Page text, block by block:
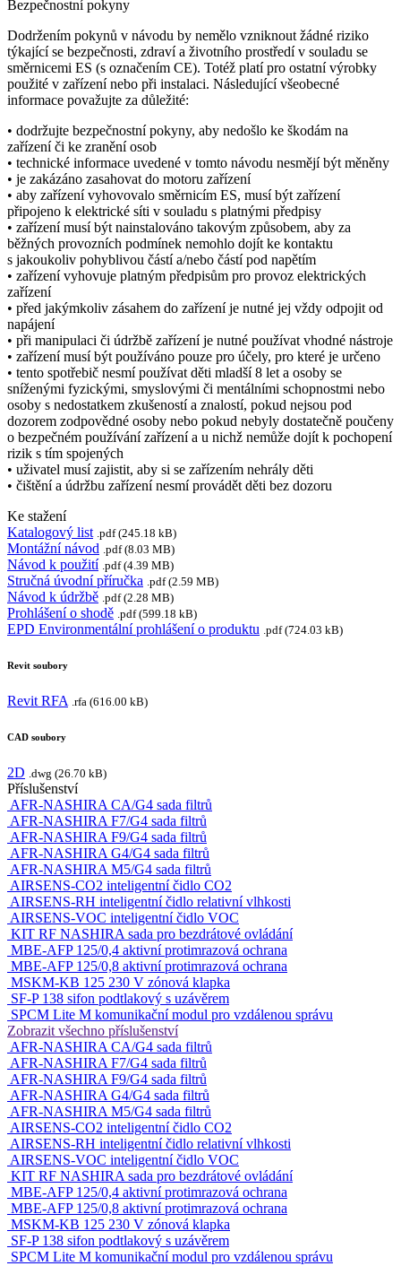
Bezpečnostní pokyny
Dodržením pokynů v návodu by nemělo vzniknout žádné riziko
týkající se bezpečnosti, zdraví a životního prostředí v souladu se
směrnicemi ES (s označením CE). Totéž platí pro ostatní výrobky
použité v zařízení nebo při instalaci. Následující všeobecné
informace považujte za důležité:
• dodržujte bezpečnostní pokyny, aby nedošlo ke škodám na
zařízení či ke zranění osob
• technické informace uvedené v tomto návodu nesmějí být měněny
• je zakázáno zasahovat do motoru zařízení
• aby zařízení vyhovovalo směrnicím ES, musí být zařízení
připojeno k elektrické síti v souladu s platnými předpisy
• zařízení musí být nainstalováno takovým způsobem, aby za
běžných provozních podmínek nemohlo dojít ke kontaktu
s jakoukoliv pohyblivou částí a/nebo částí pod napětím
• zařízení vyhovuje platným předpisům pro provoz elektrických
zařízení
• před jakýmkoliv zásahem do zařízení je nutné jej vždy odpojit od
napájení
• při manipulaci či údržbě zařízení je nutné používat vhodné nástroje
• zařízení musí být používáno pouze pro účely, pro které je určeno
• tento spotřebič nesmí používat děti mladší 8 let a osoby se
sníženými fyzickými, smyslovými či mentálními schopnostmi nebo
osoby s nedostatkem zkušeností a znalostí, pokud nejsou pod
dozorem zodpovědné osoby nebo pokud nebyly dostatečně poučeny
o bezpečném používání zařízení a u nichž nemůže dojít k pochopení
rizik s tím spojených
• uživatel musí zajistit, aby si se zařízením nehrály děti
• čištění a údržbu zařízení nesmí provádět děti bez dozoru
Ke stažení
Katalogový list .pdf (245.18 kB)
Montážní návod .pdf (8.03 MB)
Návod k použití .pdf (4.39 MB)
Stručná úvodní příručka .pdf (2.59 MB)
Návod k údržbě .pdf (2.28 MB)
Prohlášení o shodě .pdf (599.18 kB)
EPD Environmentální prohlášení o produktu .pdf (724.03 kB)
Revit soubory
Revit RFA .rfa (616.00 kB)
CAD soubory
2D .dwg (26.70 kB)
Příslušenství
AFR-NASHIRA CA/G4 sada filtrů
AFR-NASHIRA F7/G4 sada filtrů
AFR-NASHIRA F9/G4 sada filtrů
AFR-NASHIRA G4/G4 sada filtrů
AFR-NASHIRA M5/G4 sada filtrů
AIRSENS-CO2 inteligentní čidlo CO2
AIRSENS-RH inteligentní čidlo relativní vlhkosti
AIRSENS-VOC inteligentní čidlo VOC
KIT RF NASHIRA sada pro bezdrátové ovládání
MBE-AFP 125/0,4 aktivní protimrazová ochrana
MBE-AFP 125/0,8 aktivní protimrazová ochrana
MSKM-KB 125 230 V zónová klapka
SF-P 138 sifon podtlakový s uzávěrem
SPCM Lite M komunikační modul pro vzdálenou správu
Zobrazit všechno příslušenství
AFR-NASHIRA CA/G4 sada filtrů
AFR-NASHIRA F7/G4 sada filtrů
AFR-NASHIRA F9/G4 sada filtrů
AFR-NASHIRA G4/G4 sada filtrů
AFR-NASHIRA M5/G4 sada filtrů
AIRSENS-CO2 inteligentní čidlo CO2
AIRSENS-RH inteligentní čidlo relativní vlhkosti
AIRSENS-VOC inteligentní čidlo VOC
KIT RF NASHIRA sada pro bezdrátové ovládání
MBE-AFP 125/0,4 aktivní protimrazová ochrana
MBE-AFP 125/0,8 aktivní protimrazová ochrana
MSKM-KB 125 230 V zónová klapka
SF-P 138 sifon podtlakový s uzávěrem
SPCM Lite M komunikační modul pro vzdálenou správu